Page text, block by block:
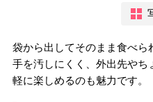
袋から出してそのまま食べら
手を汚しにくく、外出先や
軽に楽しめるのも魅力です。